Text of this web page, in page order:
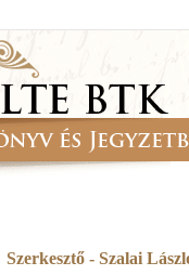
Szerkesztő - Szalai